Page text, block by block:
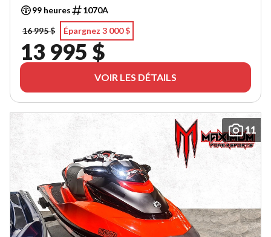
99 heures
1070A
16 995 $
Épargnez 3 000 $
13 995 $
VOIR LES DÉTAILS
11